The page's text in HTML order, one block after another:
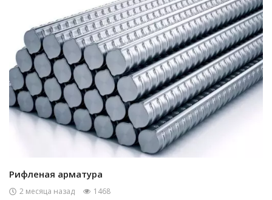
Рифленая арматура
2 месяца назад
1468